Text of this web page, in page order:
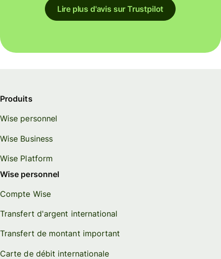
Lire plus d'avis sur Trustpilot
Produits
Wise personnel
Wise Business
Wise Platform
Wise personnel
Compte Wise
Transfert d'argent international
Transfert de montant important
Carte de débit internationale